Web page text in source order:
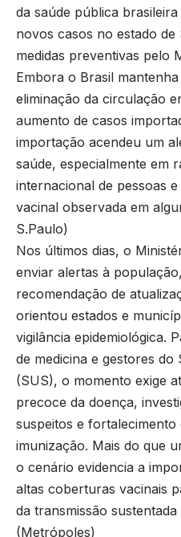
da saúde pública
novos casos no estado
medidas preventivas pelo
Embora o Brasil
eliminação da circulação
aumento de casos
importação acendeu um
saúde, especialmente em
internacional de pessoas
vacinal observada em
S.Paulo)
Nos últimos dias, o
enviar alertas à
recomendação de
orientou estados e
vigilância epidemiológica.
de medicina e gestores do
(SUS), o momento exige
precoce da doença,
suspeitos e fortalecimento
imunização. Mais do que
o cenário evidencia a
altas coberturas vacinais
da transmissão
(Metrópoles)